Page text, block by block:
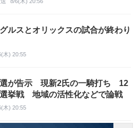
ルスとオリックスの試合が終わり
木) 20:55
選が告示 現新2氏の一騎打ち 12
挙戦 地域の活性化などで論戦
木) 20:55